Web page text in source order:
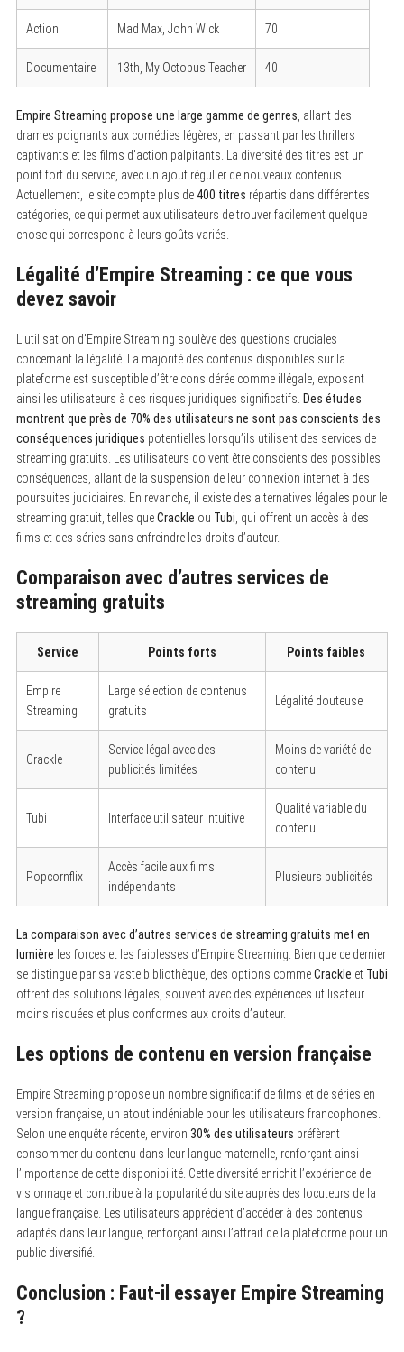
Action Mad Max, John Wick 70
Documentaire 13th, My Octopus Teacher 40
Empire Streaming propose une large gamme de genres , allant des
drames poignants aux comédies légères, en passant par les thrillers
captivants et les films d’action palpitants. La diversité des titres est un
point fort du service, avec un ajout régulier de nouveaux contenus.
Actuellement, le site compte plus de 400 titres répartis dans différentes
catégories, ce qui permet aux utilisateurs de trouver facilement quelque
chose qui correspond à leurs goûts variés.
Légalité d’Empire Streaming : ce que vous
devez savoir
L’utilisation d’Empire Streaming soulève des questions cruciales
concernant la légalité. La majorité des contenus disponibles sur la
plateforme est susceptible d’être considérée comme illégale, exposant
ainsi les utilisateurs à des risques juridiques significatifs. Des études
montrent que près de 70% des utilisateurs ne sont pas conscients des
conséquences juridiques potentielles lorsqu’ils utilisent des services de
streaming gratuits. Les utilisateurs doivent être conscients des possibles
conséquences, allant de la suspension de leur connexion internet à des
poursuites judiciaires. En revanche, il existe des alternatives légales pour le
streaming gratuit, telles queCrackle ou Tubi , qui offrent un accès à des
films et des séries sans enfreindre les droits d’auteur.
Comparaison avec d’autres services de
streaming gratuits
Service Points forts Points faibles
Empire
Streaming
Large sélection de contenus
gratuits
Légalité douteuse
Crackle
Service légal avec des
publicités limitées
Moins de variété de
contenu
Tubi Interface utilisateur intuitive
Qualité variable du
contenu
Popcornflix
Accès facile aux films
indépendants
Plusieurs publicités
La comparaison avec d’autres services de streaming gratuits met en
lumière les forces et les faiblesses d’Empire Streaming. Bien que ce dernier
se distingue par sa vaste bibliothèque, des options commeCrackle et Tubi
offrent des solutions légales, souvent avec des expériences utilisateur
moins risquées et plus conformes aux droits d’auteur.
Les options de contenu en version française
Empire Streaming propose un nombre significatif de films et de séries en
version française, un atout indéniable pour les utilisateurs francophones.
Selon une enquête récente, environ 30% des utilisateurs préfèrent
consommer du contenu dans leur langue maternelle, renforçant ainsi
l’importance de cette disponibilité. Cette diversité enrichit l’expérience de
visionnage et contribue à la popularité du site auprès des locuteurs de la
langue française. Les utilisateurs apprécient d’accéder à des contenus
adaptés dans leur langue, renforçant ainsi l’attrait de la plateforme pour un
public diversifié.
Conclusion : Faut-il essayer Empire Streaming
?
S
e
r
c
h
o
r